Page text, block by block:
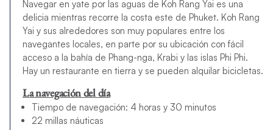
Navegar en yate por las aguas de Koh Rang Yai es una
delicia mientras recorre la costa este de Phuket. Koh Rang
Yai y sus alrededores son muy populares entre los
navegantes locales, en parte por su ubicación con fácil
acceso a la bahía de Phang-nga, Krabi y las islas Phi Phi.
Hay un restaurante en tierra y se pueden alquilar bicicletas.
La navegación del día
Tiempo de navegación: 4 horas y 30 minutos
22 millas náuticas